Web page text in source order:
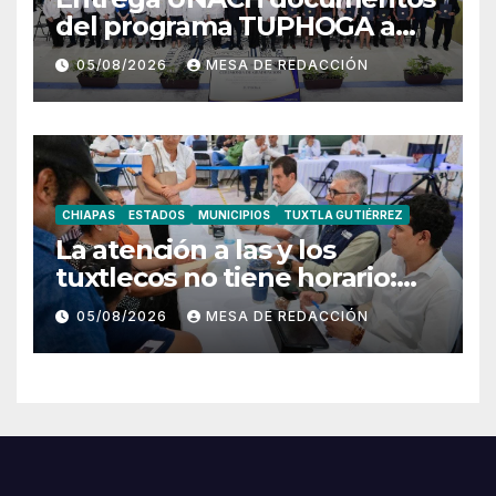
del programa TUPHOGA a
129 egresados de posgrado
05/08/2026 MESA DE REDACCIÓN
CHIAPAS ESTADOS MUNICIPIOS TUXTLA GUTIÉRREZ
La atención a las y los
tuxtlecos no tiene horario:
Angel Torres
05/08/2026 MESA DE REDACCIÓN